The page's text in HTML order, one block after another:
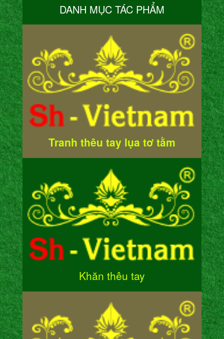
DANH MỤC TÁC PHẨM
Tranh thêu tay lụa tơ tằm
Khăn thêu tay